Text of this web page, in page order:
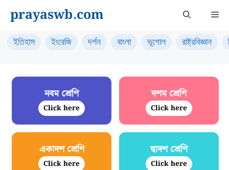
content
prayaswb.com
ইতিহাস ইংরেজি দর্শন বাংলা ভূগোল রাষ্ট্রবিজ্ঞান
নবম শ্রেণি
Click here
দশম শ্রেণি
Click here
একাদশ শ্রেণি
Click here
দ্বাদশ শ্রেণি
Click here